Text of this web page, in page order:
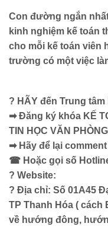
Con đường ngắn
kinh nghiệm kế toán
cho mỗi kế toán viên
trường có một việc
? HÃY đến Trung
➡ Đăng ký khóa KẾ
TIN HỌC VĂN
➡ Hãy để lại
☎ Hoặc gọi số
? Website:
? Địa chỉ: Số 01A45
TP Thanh Hóa (
về hướng đông,